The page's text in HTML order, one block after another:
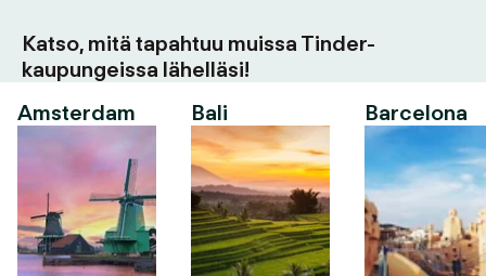
Katso, mitä tapahtuu muissa Tinder-
kaupungeissa lähelläsi!
Amsterdam
Bali Barcelona